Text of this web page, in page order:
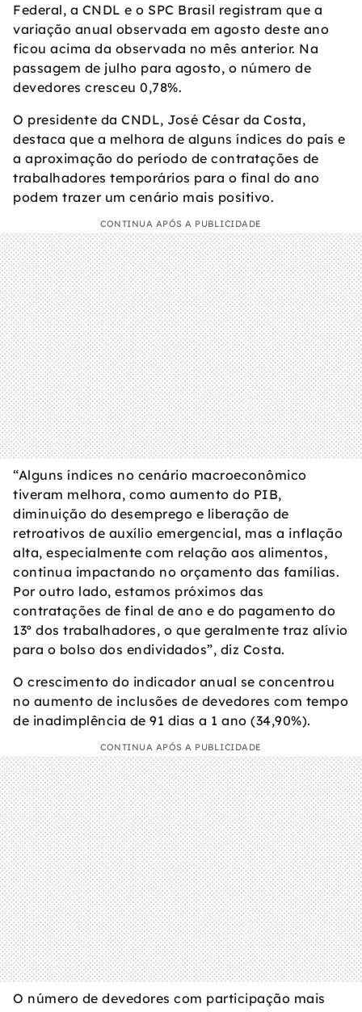
Federal, a CNDL e o SPC Brasil registram que a
variação anual observada em agosto deste ano
ficou acima da observada no mês anterior. Na
passagem de julho para agosto, o número de
devedores cresceu 0,78%.
O presidente da CNDL, José César da Costa,
destaca que a melhora de alguns índices do país e
a aproximação do período de contratações de
trabalhadores temporários para o final do ano
podem trazer um cenário mais positivo.
CONTINUA APÓS A PUBLICIDADE
“Alguns índices no cenário macroeconômico
tiveram melhora, como aumento do PIB,
diminuição do desemprego e liberação de
retroativos de auxílio emergencial, mas a inflação
alta, especialmente com relação aos alimentos,
continua impactando no orçamento das famílias.
Por outro lado, estamos próximos das
contratações de final de ano e do pagamento do
13º dos trabalhadores, o que geralmente traz alívio
para o bolso dos endividados”, diz Costa.
O crescimento do indicador anual se concentrou
no aumento de inclusões de devedores com tempo
de inadimplência de 91 dias a 1 ano (34,90%).
CONTINUA APÓS A PUBLICIDADE
O número de devedores com participação mais